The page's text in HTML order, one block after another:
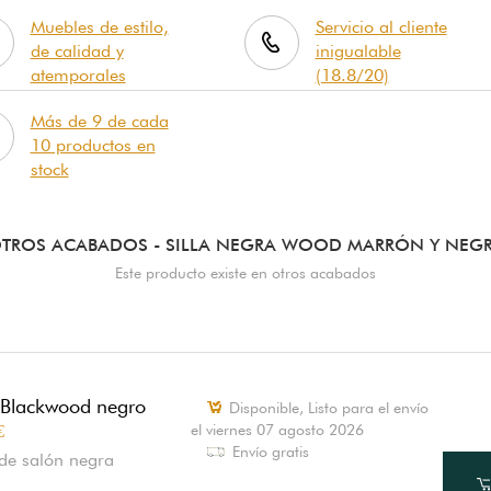
Muebles de estilo,
de calidad y
atemporales
Servicio al cliente
inigualable
(18.8/20)
Más de 9 de cada
10 productos en
stock
ACABADOS - SILLA NEGRA WOOD MARRÓN Y
Este producto existe en otros acabados
negro
salón negra
Disponible, Listo para el envío
el viernes 07 agosto 2026
Envío gratis